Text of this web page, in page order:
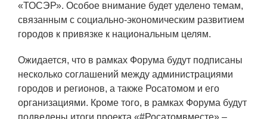
ПРЕСС-ЦЕНТР
Новости ВНИИТФ
Новости отрасли
«ТОСЭР». Особое внимание будет уделено темам,
связанным с социально-экономическим развитием
городов к привязке к национальным целям.
Ожидается, что в рамках Форума будут подписаны
несколько соглашений между администрациями
городов и регионов, а также Росатомом и его
организациями. Кроме того, в рамках Форума будут
подведены итоги проекта «#Росатомвместе» –